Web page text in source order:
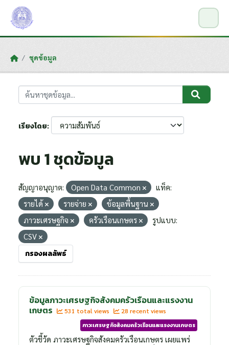
Skip to main content
ชุดข้อมูล
เรียงโดย
พบ 1 ชุดข้อมูล
สัญญาอนุญาต: Open Data Common
แท็ค:
รายได้
รายจ่าย
ข้อมูลพื้นฐาน
ภาวะเศรษฐกิจ
ครัวเรือนเกษตร
รูปแบบ:
CSV
กรองผลลัพธ์
ข้อมูลภาวะเศรษฐกิจสังคมครัวเรือนและแรงงาน
เกษตร
531 total views
28 recent views
ภาวะเศรษฐกิจสังคมครัวเรือนและแรงงานเกษตร
ตัวชี้วัด ภาวะเศรษฐกิจสังคมครัวเรือนเกษตร เผยแพร่